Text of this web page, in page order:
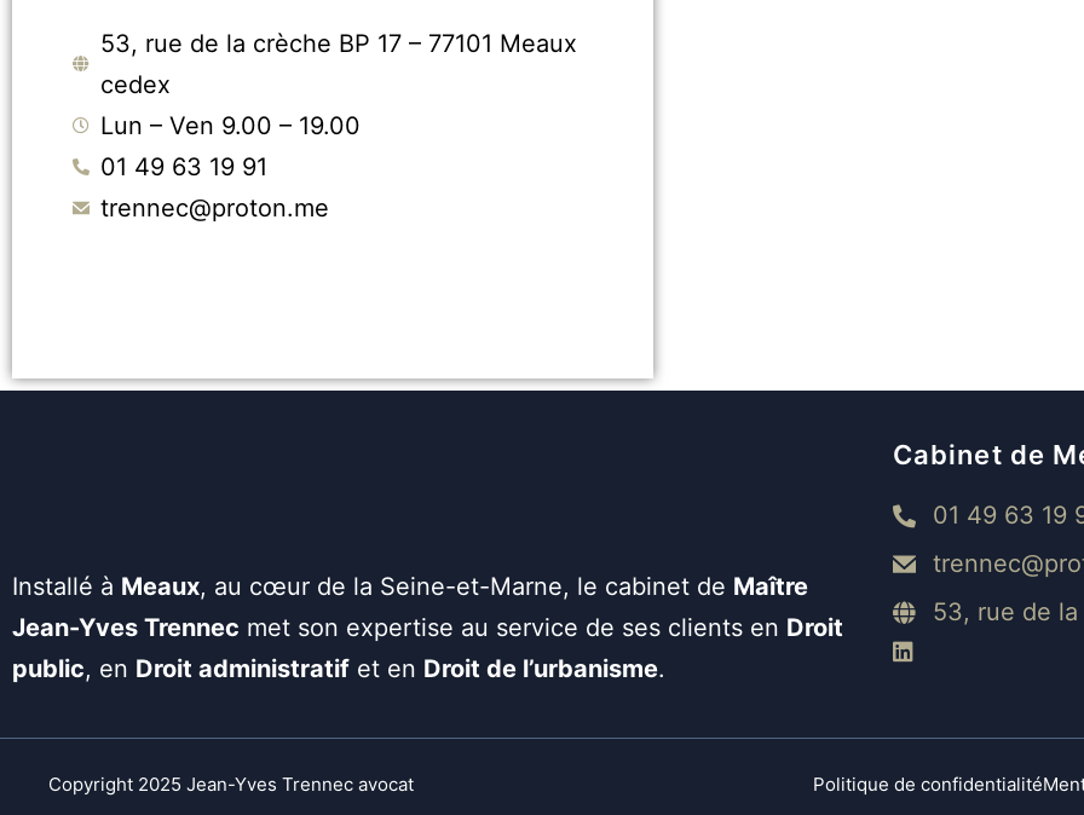
53, rue de la crèche BP 17 – 77101 Meaux
cedex
Lun – Ven 9.00 – 19.00
01 49 63 19 91
trennec@proton.me
Installé à Meaux, au cœur de la Seine-et-Marne, le cabinet de Maître
Jean-Yves Trennec met son expertise au service de ses clients en Droit
public, en Droit administratif et en Droit de l’urbanisme.
Cabinet de
01 49 63 19
53, rue de la
Copyright 2025 Jean-Yves Trennec avocat Politique de confidentialité